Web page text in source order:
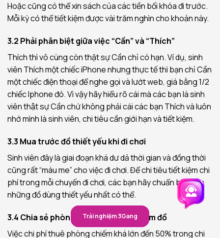
Hoặc cũng có thể xin sách của các tiền bối khóa đi trước.
Mỗi kỳ có thể tiết kiệm được vài trăm nghìn cho khoản này.
3.2 Phải phân biệt giữa việc “Cần” và “Thích”
Thích thì vô cùng còn thật sự Cần chỉ có hạn. Ví dụ, sinh
viên Thích một chiếc iPhone nhưng thực tế thì bạn chỉ Cần
một chiếc điện thoại để nghe gọi và lướt web, giá bằng 1/2
chiếc Iphone đó. Vì vậy hãy hiểu rõ cái mà các bạn là sinh
viên thật sự Cần chứ không phải cái các bạn Thích và luôn
nhớ mình là sinh viên, chi tiêu cần giới hạn và tiết kiệm.
3.3 Mua trước đồ thiết yếu khi đi chơi
Sinh viên đây là giai đoạn khá dư dả thời gian và đồng thời
cũng rất “máu me” cho việc đi chơi. Để chi tiêu tiết kiệm chi
phí trong mỗi chuyến đi chơi, các bạn hãy chuẩn bị trước
những đồ dùng thiết yếu nhất có thể.
3.4 Chia sẻ phòng trọ và chia nhau sắm đồ
Việc chi phí thuê phòng chiếm khá lớn đến 50% trong chi
Trải nghiệm 3Gang
Trải nghiệm 3Gang